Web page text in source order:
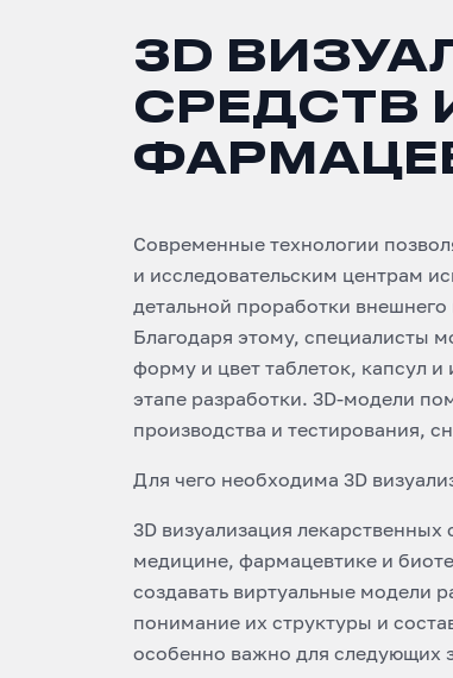
3D
СРЕДСТВ
Современные технологии
и исследовательским центрам
детальной проработки
Благодаря этому, специалисты
форму и цвет таблеток, капсул
этапе разработки. 3D-модели
производства и тестирования,
Для чего необходима 3D
3D визуализация
медицине, фармацевтике и
создавать виртуальные модели
понимание их структуры и
особенно важно для следующих